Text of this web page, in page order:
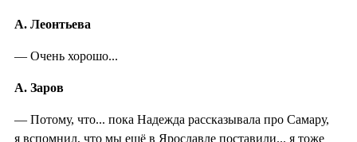
А. Леонтьева
— Очень хорошо...
А. Заров
— Потому, что... пока Надежда рассказывала про Самару,
я вспомнил, что мы ещё в Ярославле поставили... я тоже